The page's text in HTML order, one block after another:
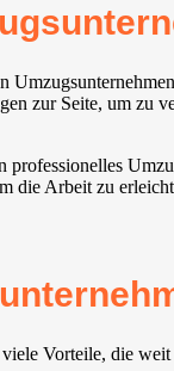
zur Seite, um
die Arbeit zu
Vorteile, die